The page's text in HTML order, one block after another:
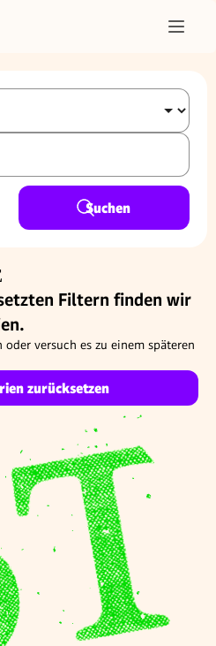
Suchen
Filtern finden wir
versuch es zu einem späteren
zurücksetzen